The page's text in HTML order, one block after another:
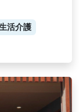
活介護